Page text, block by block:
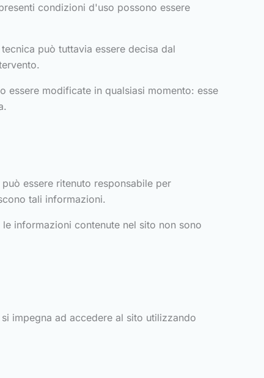
condizioni d'uso possono essere
può tuttavia essere decisa dal
modificate in qualsiasi momento: esse
essere ritenuto responsabile per
tali informazioni.
informazioni contenute nel sito non sono
impegna ad accedere al sito utilizzando